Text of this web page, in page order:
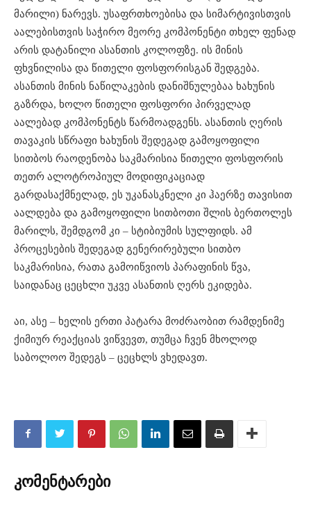
მარილი) ნარევს. უსაფრთხოებისა და სიმარტივისთვის
აალებისთვის საჭირო მეორე კომპონენტი თხელ ფენად
არის დატანილი ასანთის კოლოფზე. ის მინის
ფხვნილისა და წითელი ფოსფორისგან შედგება.
ასანთის მინის ნაწილაკების დანიშნულებაა ხახუნის
გაზრდა, ხოლო წითელი ფოსფორი პირველად
აალებად კომპონენტს წარმოადგენს. ასანთის ღერის
თავაკის სწრაფი ხახუნის შედეგად გამოყოფილი
სითბოს რაოდენობა საკმარისია წითელი ფოსფორის
თეთრ ალოტროპიულ მოდიფიკაციად
გარდასაქმნელად, ეს უკანასკნელი კი ჰაერზე თავისით
აალდება და გამოყოფილი სითბოთი შლის ბერთოლეს
მარილს, შემდგომ კი – სტიბიუმის სულფიდს. ამ
პროცესების შედეგად გენერირებული სითბო
საკმარისია, რათა გამოიწვიოს პარაფინის წვა,
საიდანაც ცეცხლი უკვე ასანთის ღერს ეკიდება.
აი, ასე – ხელის ერთი პატარა მოძრაობით რამდენიმე
ქიმიურ რეაქციას ვიწვევთ, თუმცა ჩვენ მხოლოდ
საბოლოო შედეგს – ცეცხლს ვხედავთ.
კომენტარები